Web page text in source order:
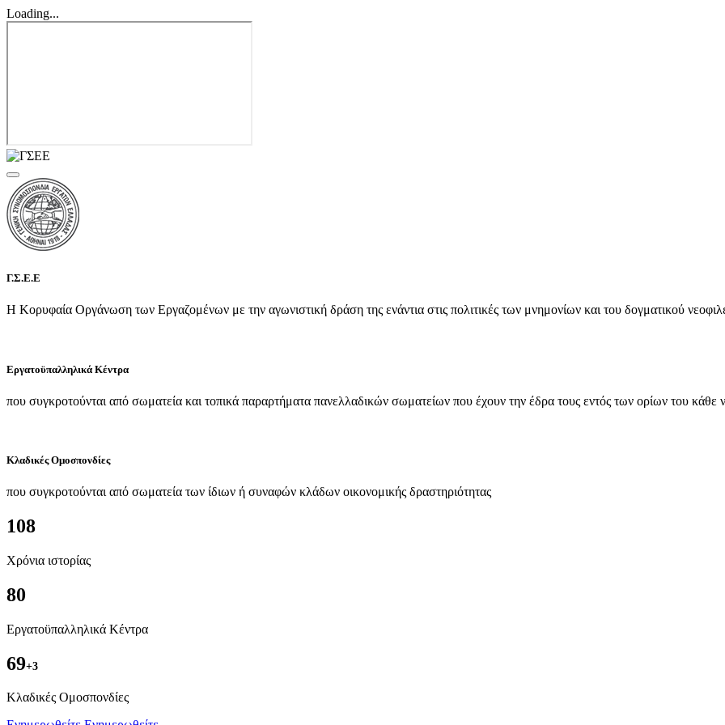
Loading...
Γ.Σ.Ε.Ε
Η Κορυφαία Οργάνωση των Εργαζομένων με την αγωνιστική δράση της ενάντια στις πολιτικές των μνημονίων και του δογματικού
Εργατοϋπαλληλικά Κέντρα
που συγκροτούνται από σωματεία και τοπικά παραρτήματα πανελλαδικών σωματείων που έχουν την έδρα τους εντός των ορίων του κάθε
Κλαδικές Ομοσπονδίες
που συγκροτούνται από σωματεία των ίδιων ή συναφών κλάδων οικονομικής δραστηριότητας
108
Χρόνια ιστορίας
80
Εργατοϋπαλληλικά Κέντρα
69+3
Kλαδικές Ομοσπονδίες